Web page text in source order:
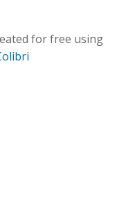
for free using